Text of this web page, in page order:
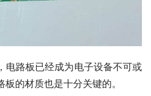
电路板已经成为电子设备不可或
的材质也是十分关键的。